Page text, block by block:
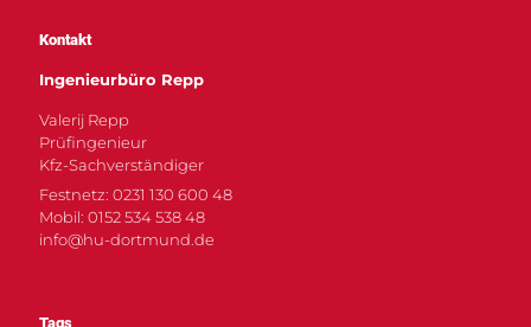
Kontakt
Ingenieurbüro Repp
Valerij Repp
Prüfingenieur
Kfz-Sachverständiger
Festnetz: 0231 130 600 48
Mobil: 0152 534 538 48
info@hu-dortmund.de
Tags